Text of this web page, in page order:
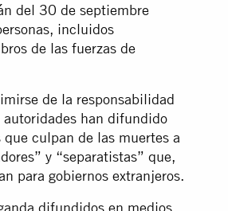
del 30 de septiembre
incluidos
de las fuerzas de
de la responsabilidad
autoridades han difundido
culpan de las muertes a
y “separatistas” que,
para gobiernos extranjeros.
difundidos en medios